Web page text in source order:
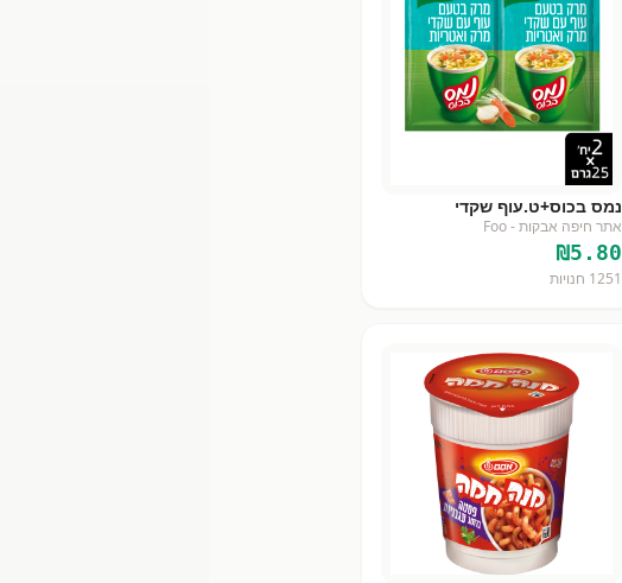
נמס בכוס+ט.עוף שקדי
אתר חיפה אבקות - Foo
₪5.80
1251 חנויות